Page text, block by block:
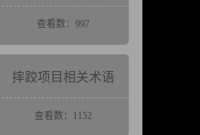
查看数：997
摔跤项目相关术语
查看数：1152